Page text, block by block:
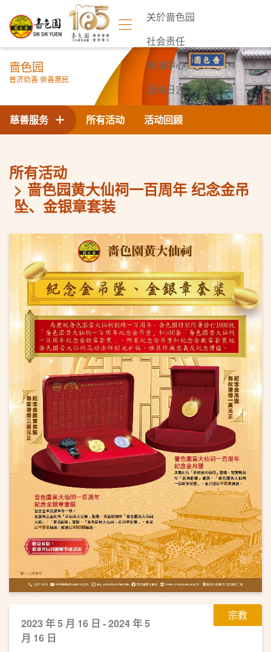
关於啬色园
社会责任
新闻中心
活动日志
联络我们
啬色园
普济劝善 崇善惠民
所有活动 活动回顾
慈善服务
所有活动
啬色园黄大仙祠一百周年 纪念金吊
坠、金银章套装
宗教
2023 年 5 月 16 日 - 2024 年 5
月 16 日